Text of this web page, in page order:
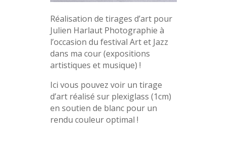
Réalisation de tirages d’art pour
Julien Harlaut Photographie à
l’occasion du festival Art et Jazz
dans ma cour (expositions
artistiques et musique) !
Ici vous pouvez voir un tirage
d’art réalisé sur plexiglass (1cm)
en soutien de blanc pour un
rendu couleur optimal !